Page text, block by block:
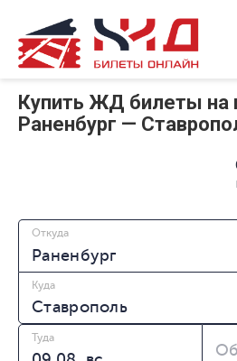
Купить ЖД билеты на
Раненбург —
Откуда
Куда
Туда